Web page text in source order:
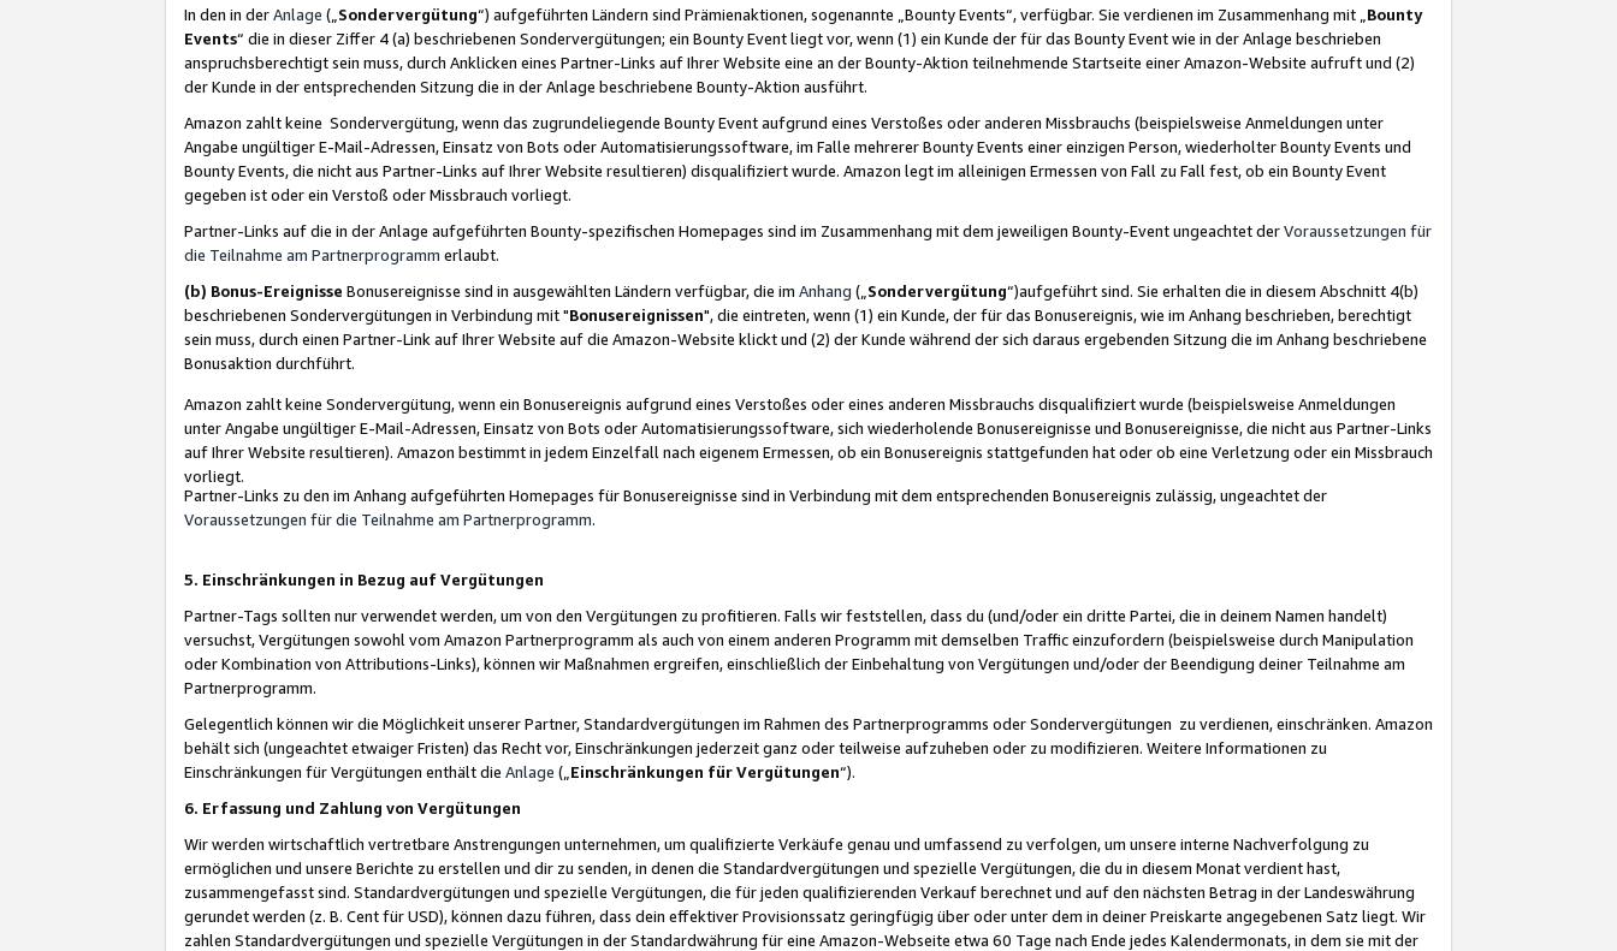
In den in derAnlage („ Sondervergütung“) aufgeführten Ländern sind Prämienaktionen, sogenannte „Bounty Events“, verfügbar. Sie verdienen im Zusammenhang mit „ Bounty
Events“ die in dieser Ziffer 4 (a) beschriebenen Sondervergütungen; ein Bounty Event liegt vor, wenn (1) ein Kunde der für das Bounty Event wie in der Anlage beschrieben
anspruchsberechtigt sein muss, durch Anklicken eines Partner-Links auf Ihrer Website eine an der Bounty-Aktion teilnehmende Startseite einer Amazon-Website aufruft und (2)
der Kunde in der entsprechenden Sitzung die in der Anlage beschriebene Bounty-Aktion ausführt.
Amazon zahlt keine Sondervergütung, wenn das zugrundeliegende Bounty Event aufgrund eines Verstoßes oder anderen Missbrauchs (beispielsweise Anmeldungen unter
Angabe ungültiger E-Mail-Adressen, Einsatz von Bots oder Automatisierungssoftware, im Falle mehrerer Bounty Events einer einzigen Person, wiederholter Bounty Events und
Bounty Events, die nicht aus Partner-Links auf Ihrer Website resultieren) disqualifiziert wurde. Amazon legt im alleinigen Ermessen von Fall zu Fall fest, ob ein Bounty Event
gegeben ist oder ein Verstoß oder Missbrauch vorliegt.
Partner-Links auf die in der Anlage aufgeführten Bounty-spezifischen Homepages sind im Zusammenhang mit dem jeweiligen Bounty-Event ungeachtet derVoraussetzungen für
die Teilnahme am Partnerprogramm erlaubt.
(b) Bonus-Ereignisse Bonusereignisse sind in ausgewählten Ländern verfügbar, die im Anhang („ Sondervergütung“)aufgeführt sind. Sie erhalten die in diesem Abschnitt 4(b)
beschriebenen Sondervergütungen in Verbindung mit "Bonusereignissen", die eintreten, wenn (1) ein Kunde, der für das Bonusereignis, wie im Anhang beschrieben, berechtigt
sein muss, durch einen Partner-Link auf Ihrer Website auf die Amazon-Website klickt und (2) der Kunde während der sich daraus ergebenden Sitzung die im Anhang beschriebene
Bonusaktion durchführt.
Amazon zahlt keine Sondervergütung, wenn ein Bonusereignis aufgrund eines Verstoßes oder eines anderen Missbrauchs disqualifiziert wurde (beispielsweise Anmeldungen
unter Angabe ungültiger E-Mail-Adressen, Einsatz von Bots oder Automatisierungssoftware, sich wiederholende Bonusereignisse und Bonusereignisse, die nicht aus Partner-Links
auf Ihrer Website resultieren). Amazon bestimmt in jedem Einzelfall nach eigenem Ermessen, ob ein Bonusereignis stattgefunden hat oder ob eine Verletzung oder ein Missbrauch
vorliegt.
Partner-Links zu den im Anhang aufgeführten Homepages für Bonusereignisse sind in Verbindung mit dem entsprechenden Bonusereignis zulässig, ungeachtet der
Voraussetzungen für die Teilnahme am Partnerprogramm.
5. Einschränkungen in Bezug auf Vergütungen
Partner-Tags sollten nur verwendet werden, um von den Vergütungen zu profitieren. Falls wir feststellen, dass du (und/oder ein dritte Partei, die in deinem Namen handelt)
versuchst, Vergütungen sowohl vom Amazon Partnerprogramm als auch von einem anderen Programm mit demselben Traffic einzufordern (beispielsweise durch Manipulation
oder Kombination von Attributions-Links), können wir Maßnahmen ergreifen, einschließlich der Einbehaltung von Vergütungen und/oder der Beendigung deiner Teilnahme am
Partnerprogramm.
Gelegentlich können wir die Möglichkeit unserer Partner, Standardvergütungen im Rahmen des Partnerprogramms oder Sondervergütungen zu verdienen, einschränken. Amazon
behält sich (ungeachtet etwaiger Fristen) das Recht vor, Einschränkungen jederzeit ganz oder teilweise aufzuheben oder zu modifizieren. Weitere Informationen zu
Einschränkungen für Vergütungen enthält die Anlage („ Einschränkungen für Vergütungen“).
6. Erfassung und Zahlung von Vergütungen
Wir werden wirtschaftlich vertretbare Anstrengungen unternehmen, um qualifizierte Verkäufe genau und umfassend zu verfolgen, um unsere interne Nachverfolgung zu
ermöglichen und unsere Berichte zu erstellen und dir zu senden, in denen die Standardvergütungen und spezielle Vergütungen, die du in diesem Monat verdient hast,
zusammengefasst sind. Standardvergütungen und spezielle Vergütungen, die für jeden qualifizierenden Verkauf berechnet und auf den nächsten Betrag in der Landeswährung
gerundet werden (z. B. Cent für USD), können dazu führen, dass dein effektiver Provisionssatz geringfügig über oder unter dem in deiner Preiskarte angegebenen Satz liegt. Wir
zahlen Standardvergütungen und spezielle Vergütungen in der Standardwährung für eine Amazon-Webseite etwa 60 Tage nach Ende jedes Kalendermonats, in dem sie mit der